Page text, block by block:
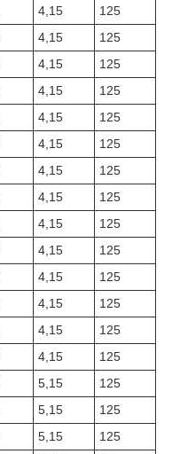
4,15
125
4,15
125
4,15
125
4,15
125
4,15
125
4,15
125
4,15
125
4,15
125
4,15
125
4,15
125
4,15
125
4,15
125
4,15
125
4,15
125
5,15
125
5,15
125
5,15
125